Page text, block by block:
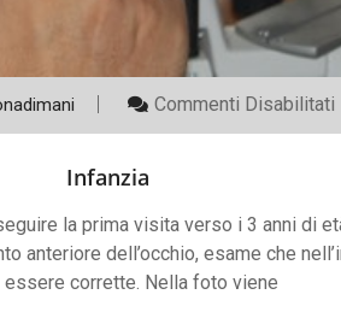
Commenti Disabilitati
Infanzia
la prima visita verso i 3 anni di
anteriore dell’occhio, esame che
essere corrette. Nella foto viene